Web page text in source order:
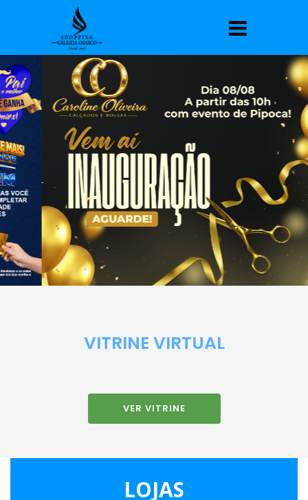
VITRINE VIRTUAL
VER VITRINE
LOJAS